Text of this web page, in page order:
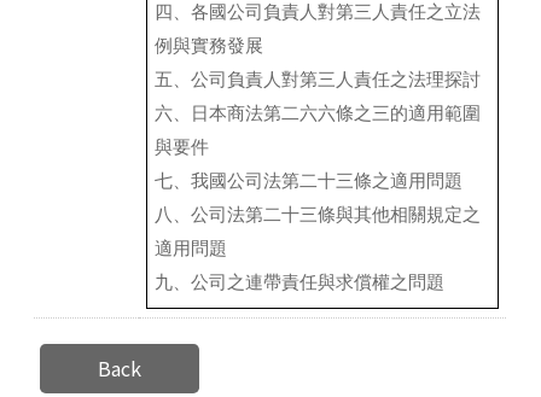
四、各國公司負責人對第三人責任之立法
例與實務發展
五、公司負責人對第三人責任之法理探討
六、日本商法第二六六條之三的適用範圍
與要件
七、我國公司法第二十三條之適用問題
八、公司法第二十三條與其他相關規定之
適用問題
九、公司之連帶責任與求償權之問題
Back